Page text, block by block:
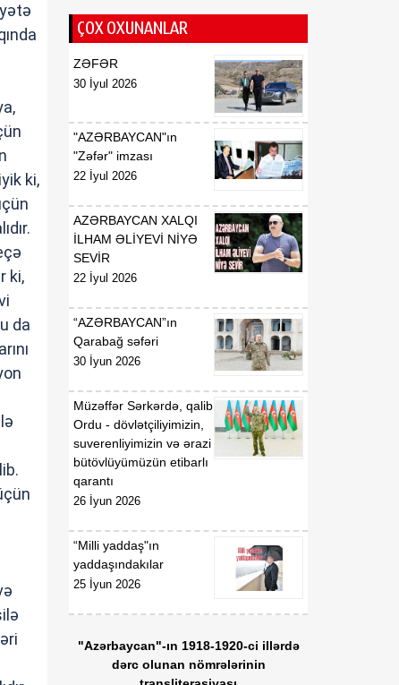
ki,
ki,
da
ÇOX OXUNANLAR
ZƏFƏR
30 İyul 2026
"AZƏRBAYCAN"ın
"Zəfər" imzası
22 İyul 2026
AZƏRBAYCAN XALQI
İLHAM ƏLİYEVİ NİYƏ
SEVİR
22 İyul 2026
“AZƏRBAYCAN”ın
Qarabağ səfəri
30 İyun 2026
Müzəffər Sərkərdə, qalib
Ordu - dövlətçiliyimizin,
suverenliyimizin və ərazi
bütövlüyümüzün etibarlı
qarantı
26 İyun 2026
“Milli yaddaş"ın
yaddaşındakılar
25 İyun 2026
"Azərbaycan"-ın 1918-1920-ci illərdə
dərc olunan nömrələrinin